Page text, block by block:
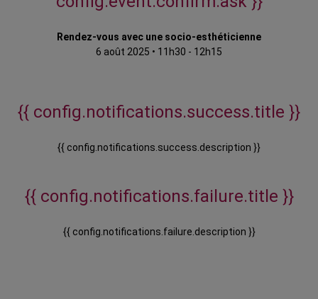
Rendez-vous avec une socio-esthéticienne
6 août 2025 • 11h30 - 12h15
{{ config.notifications.success.title }}
{{ config.notifications.success.description }}
{{ config.notifications.failure.title }}
{{ config.notifications.failure.description }}